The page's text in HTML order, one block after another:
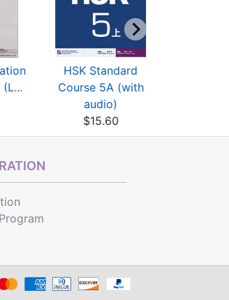
HSK Standard
Course 5A (with
audio)
$15.60